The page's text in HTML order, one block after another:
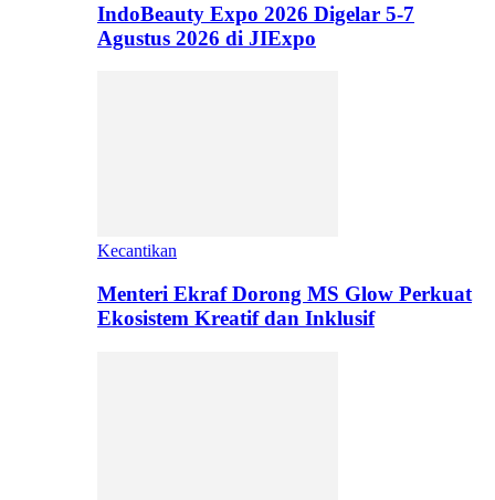
IndoBeauty Expo 2026 Digelar 5-7
Agustus 2026 di JIExpo
Kecantikan
Menteri Ekraf Dorong MS Glow Perkuat
Ekosistem Kreatif dan Inklusif